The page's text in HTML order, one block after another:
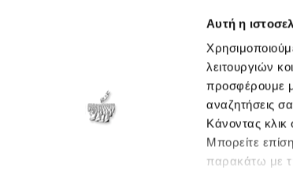
Αυτή η
λειτουργιών
προσφέρουμε
αναζητήσεις
Κάνοντας κλικ
Μπορείτε
παρακάτω με